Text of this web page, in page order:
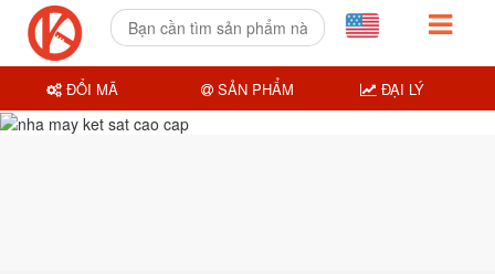
ĐỔI MÃ SẢN PHẨM ĐẠI LÝ